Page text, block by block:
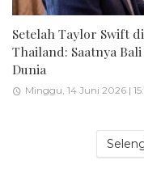
Setelah Taylor Swift
Thailand: Saatnya
Dunia
Minggu, 14 Juni 2026 |